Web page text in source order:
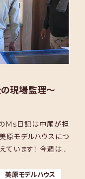
現場監理～
Ms日記は中尾が担
原モデルハウスにつ
ています！ 今週は最
美原モデルハウス